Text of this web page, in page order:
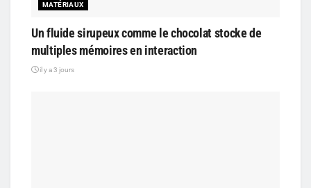
MATÉRIAUX
Un fluide sirupeux comme le chocolat stocke de
multiples mémoires en interaction
il y a 3 jours